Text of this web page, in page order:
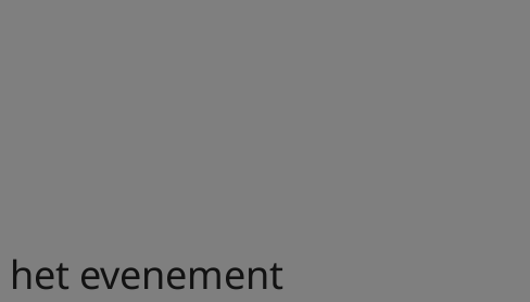
evenement